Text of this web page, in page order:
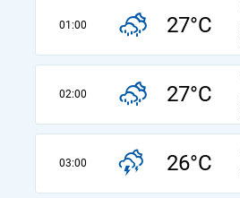
01:00 27°C
02:00 27°C
03:00 26°C